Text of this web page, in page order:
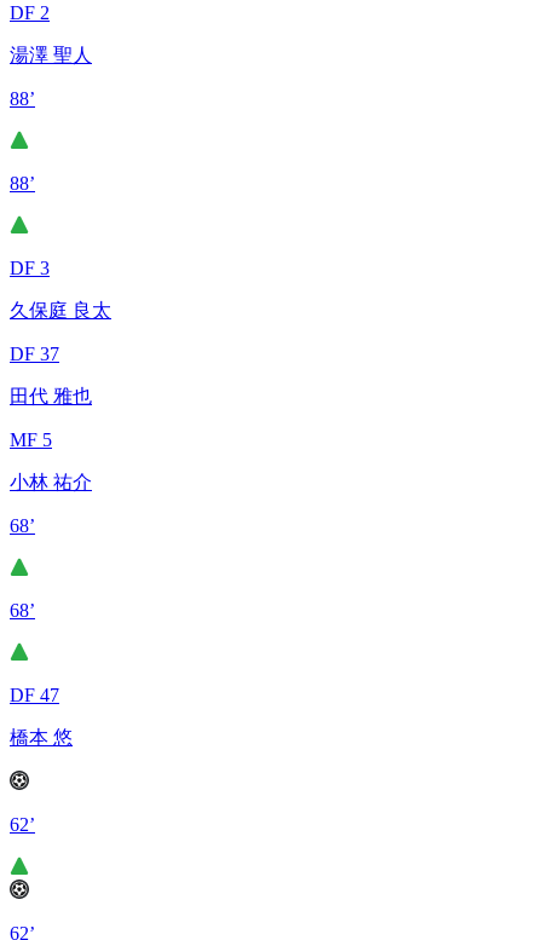
DF 2
湯澤 聖人
88’
88’
DF 3
久保庭 良太
DF 37
田代 雅也
MF 5
小林 祐介
68’
68’
DF 47
橋本 悠
62’
62’